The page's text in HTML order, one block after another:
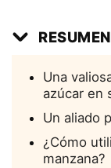
RESUMEN
Una
azúcar en
Un aliado
¿Cómo
manzana?